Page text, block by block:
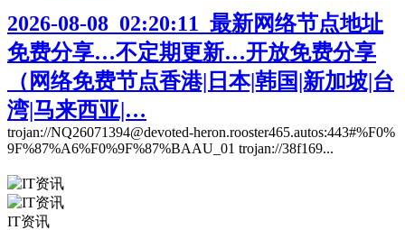
2026-08-08_02:20:11_最新网络节点地址
免费分享…不定期更新…开放免费分享
（网络免费节点香港|日本|韩国|新加坡|台
湾|马来西亚|…
trojan://NQ26071394@devoted-heron.rooster465.autos:443#%F0%
9F%87%A6%F0%9F%87%BAAU_01 trojan://38f169...
IT资讯